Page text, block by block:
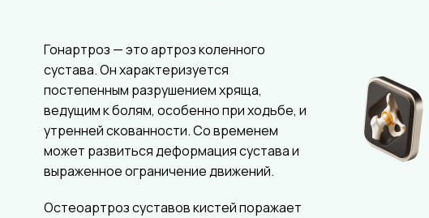
Гонартроз — это артроз коленного
сустава. Он характеризуется
постепенным разрушением хряща,
ведущим к болям, особенно при ходьбе, и
утренней скованности. Со временем
может развиться деформация сустава и
выраженное ограничение движений.
Остеоартроз суставов кистей поражает